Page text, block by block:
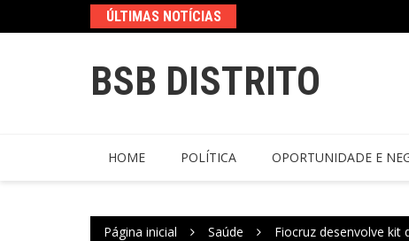
ÚLTIMAS NOTÍCIAS
BSB DISTRITO
HOME POLÍTICA OPORTUNIDADE E
Página inicial Saúde Fiocruz desenvolve kit